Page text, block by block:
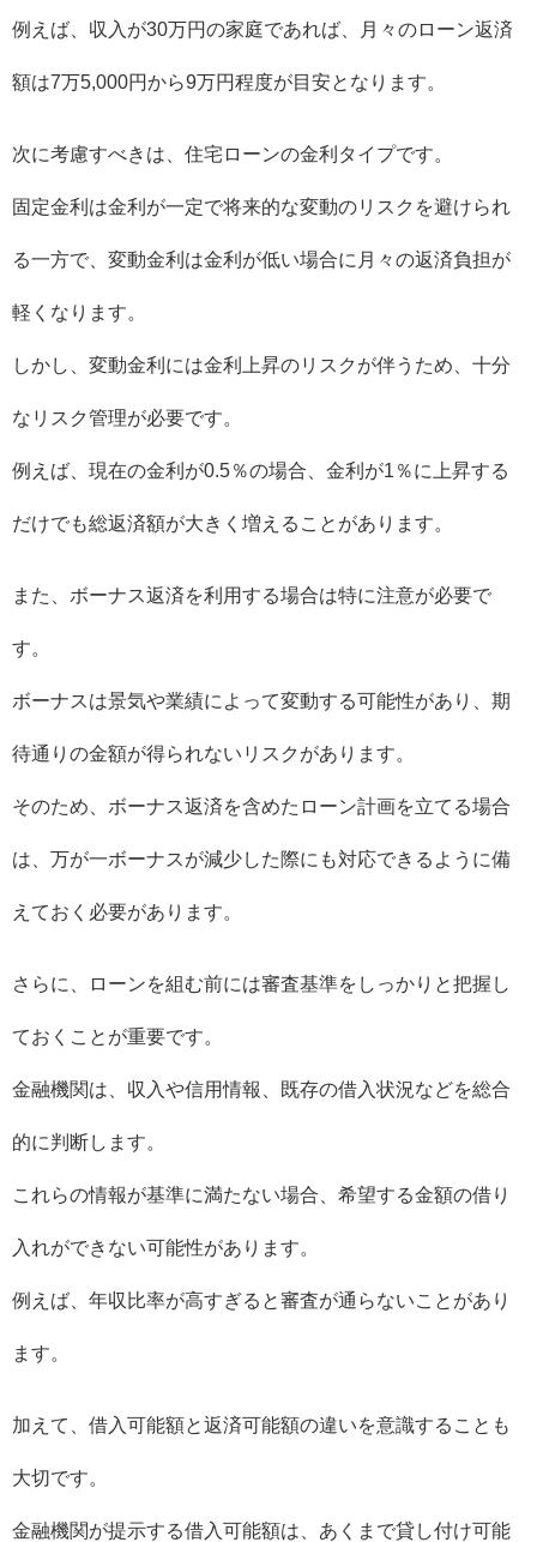
例えば、収入が30万円の家庭であれば、月々のローン返済
額は7万5,000円から9万円程度が目安となります。
次に考慮すべきは、住宅ローンの金利タイプです。
固定金利は金利が一定で将来的な変動のリスクを避けられ
る一方で、変動金利は金利が低い場合に月々の返済負担が
軽くなります。
しかし、変動金利には金利上昇のリスクが伴うため、十分
なリスク管理が必要です。
例えば、現在の金利が0.5％の場合、金利が1％に上昇する
だけでも総返済額が大きく増えることがあります。
また、ボーナス返済を利用する場合は特に注意が必要で
す。
ボーナスは景気や業績によって変動する可能性があり、期
待通りの金額が得られないリスクがあります。
そのため、ボーナス返済を含めたローン計画を立てる場合
は、万が一ボーナスが減少した際にも対応できるように備
えておく必要があります。
さらに、ローンを組む前には審査基準をしっかりと把握し
ておくことが重要です。
金融機関は、収入や信用情報、既存の借入状況などを総合
的に判断します。
これらの情報が基準に満たない場合、希望する金額の借り
入れができない可能性があります。
例えば、年収比率が高すぎると審査が通らないことがあり
ます。
加えて、借入可能額と返済可能額の違いを意識することも
大切です。
金融機関が提示する借入可能額は、あくまで貸し付け可能